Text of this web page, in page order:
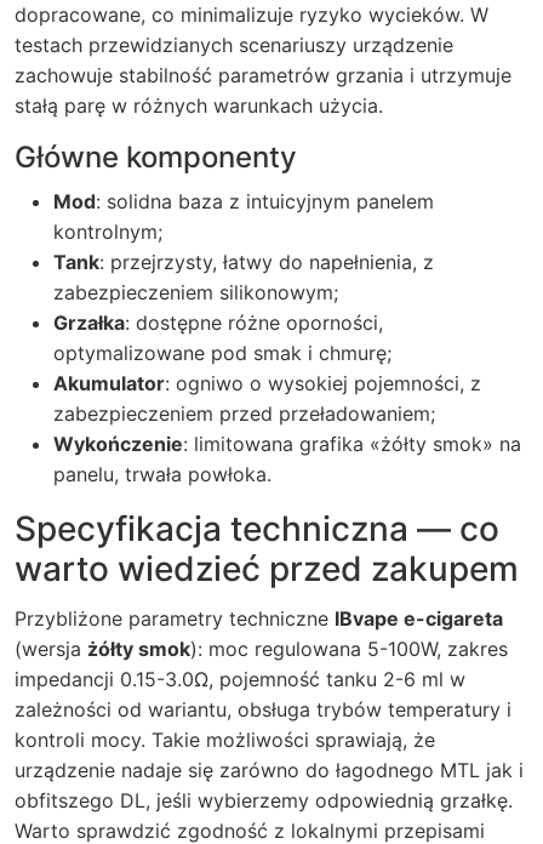
dopracowane, co minimalizuje ryzyko wycieków. W
testach przewidzianych scenariuszy urządzenie
zachowuje stabilność parametrów grzania i utrzymuje
stałą parę w różnych warunkach użycia.
Główne komponenty
Mod: solidna baza z intuicyjnym panelem
kontrolnym;
Tank: przejrzysty, łatwy do napełnienia, z
zabezpieczeniem silikonowym;
Grzałka: dostępne różne oporności,
optymalizowane pod smak i chmurę;
Akumulator: ogniwo o wysokiej pojemności, z
zabezpieczeniem przed przeładowaniem;
Wykończenie: limitowana grafika «żółty smok» na
panelu, trwała powłoka.
Specyfikacja techniczna — co
warto wiedzieć przed zakupem
Przybliżone parametry techniczne IBvape e-cigareta
(wersja żółty smok): moc regulowana 5-100W, zakres
impedancji 0.15-3.0Ω, pojemność tanku 2-6 ml w
zależności od wariantu, obsługa trybów temperatury i
kontroli mocy. Takie możliwości sprawiają, że
urządzenie nadaje się zarówno do łagodnego MTL jak i
obfitszego DL, jeśli wybierzemy odpowiednią grzałkę.
Warto sprawdzić zgodność z lokalnymi przepisami